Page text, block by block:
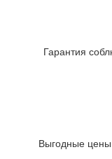
Гарантия
Выгодные цены